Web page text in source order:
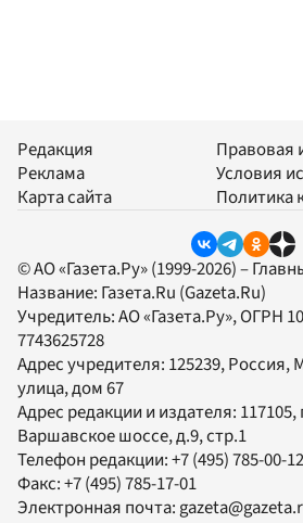
Редакция
Реклама
Карта сайта
Правовая
Условия
Политика
© АО «Газета.Ру» (1999-2026) –
Название: Газета.Ru (Gazeta.Ru)
Учредитель:АО «Газета.Ру», ОГРН
7743625728
Адрес учредителя: 125239, Россия,
улица, дом 67
Адрес редакции и издателя: 117105,
Варшавское шоссе, д.9, стр.1
Телефон редакции:+7 (495) 785-00-12
Факс:+7 (495) 785-17-01
Электронная почта: